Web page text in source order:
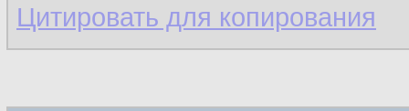
Цитировать для копирования